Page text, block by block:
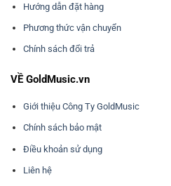
Hướng dẫn đặt hàng
Phương thức vận chuyển
Chính sách đổi trả
VỀ GoldMusic.vn
Giới thiệu Công Ty GoldMusic
Chính sách bảo mật
Điều khoản sử dụng
Liên hệ